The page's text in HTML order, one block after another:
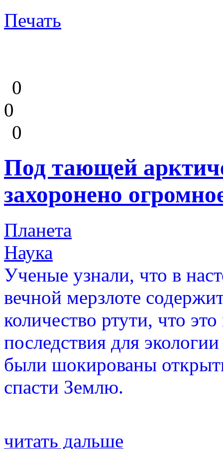
Печать
0
0
0
Под тающей
захоронено
Планета
Наука
Ученые узнали, что в
вечной мерзлоте
количество ртути, что
последствия для
были шокированы
спасти Землю.
читать дальше